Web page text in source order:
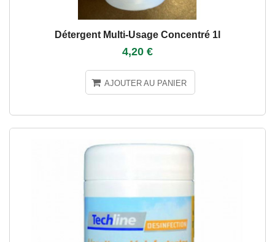
Détergent Multi-Usage Concentré 1l
4,20 €
AJOUTER AU PANIER